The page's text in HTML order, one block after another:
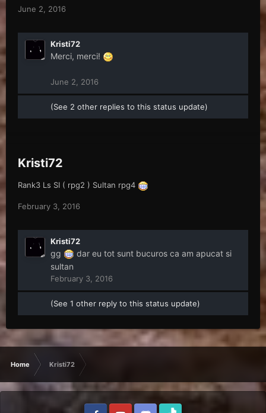
June 2, 2016
Kristi72
Merci, merci!
June 2, 2016
(See 2 other replies to this status update)
Kristi72
Rank3 Ls SI ( rpg2 ) Sultan rpg4
February 3, 2016
Kristi72
gg
dar eu tot sunt bucuros ca am apucat si
sultan
February 3, 2016
(See 1 other reply to this status update)
Home Kristi72